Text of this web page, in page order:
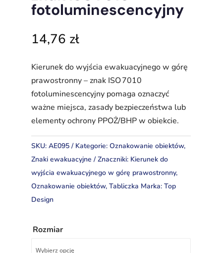
fotoluminescencyjny
14,76 zł
Kierunek do wyjścia ewakuacyjnego w górę
prawostronny – znak ISO 7010
fotoluminescencyjny pomaga oznaczyć
ważne miejsca, zasady bezpieczeństwa lub
elementy ochrony PPOŻ/BHP w obiekcie.
SKU: AE095 Kategorie: Oznakowanie obiektów,
Znaki ewakuacyjne
Znaczniki: Kierunek do
wyjścia ewakuacyjnego w górę prawostronny,
Oznakowanie obiektów, Tabliczka Marka: Top
Design
Rozmiar